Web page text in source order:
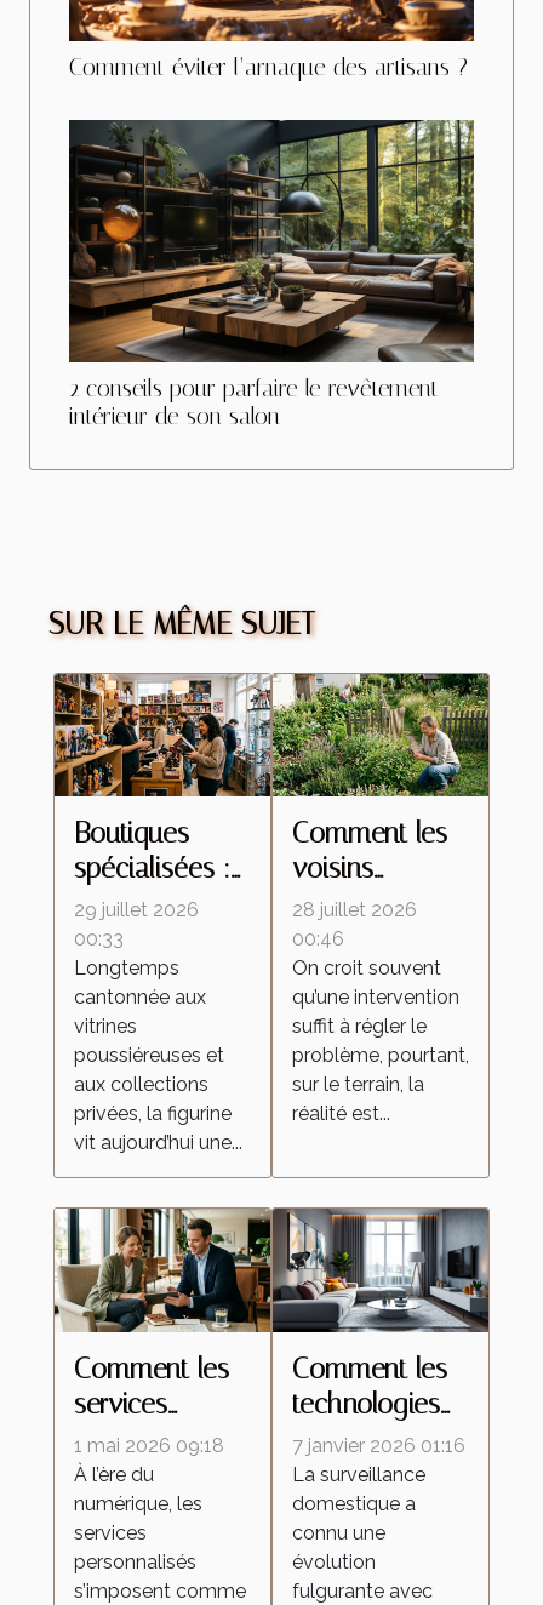
Comment éviter l’arnaque des artisans ?
2 conseils pour parfaire le revêtement
intérieur de son salon
SUR LE MÊME SUJET
Boutiques
spécialisées :
ces lieux
d’échanges
qui
transforment la
culture de la
figurine
29 juillet 2026
00:33
Longtemps
cantonnée aux
vitrines
poussiéreuses et
aux collections
privées, la figurine
vit aujourd’hui une...
Comment les
voisins
influencent le
retour des
insectes
malgré une
intervention
locale
28 juillet 2026
00:46
On croit souvent
qu’une intervention
suffit à régler le
problème, pourtant,
sur le terrain, la
réalité est...
Comment les
services
personnalisés
redéfinissent
les attentes
dans l'industrie
1 mai 2026 09:18
À l’ère du
numérique, les
services
personnalisés
s’imposent comme
Comment les
technologies
de caméras
espion
transforment la
surveillance
domestique ?
7 janvier 2026 01:16
La surveillance
domestique a
connu une
évolution
fulgurante avec